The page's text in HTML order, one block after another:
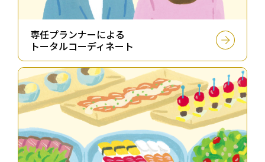
専任プランナーによる
トータルコーディネート